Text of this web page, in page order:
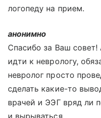
логопеду на прием.
анонимно
Спасибо за Ваш
идти к неврологу,
невролог просто
сделать какие-то
врачей и ЭЭГ вряд ли
и вырываться